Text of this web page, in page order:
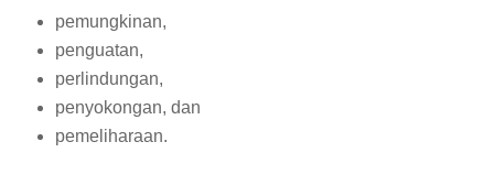
pemungkinan,
penguatan,
perlindungan,
penyokongan, dan
pemeliharaan.